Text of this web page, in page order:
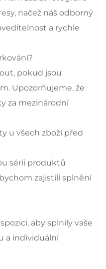
načež náš odborný
a rychle
pokud jsou
Upozorňujeme, že
za mezinárodní
u všech zboží před
sérii produktů
zajistili splnění
aby splnily vaše
a individuální